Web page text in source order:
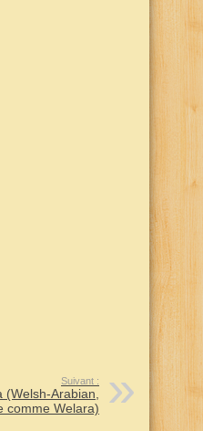
Suivant :
Arabian,
comme Welara)